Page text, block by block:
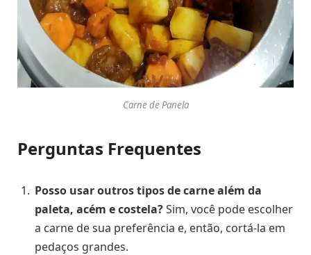
Carne de Panela
Perguntas Frequentes
Posso usar outros tipos de carne além da
paleta, acém e costela?Sim, você pode escolher
a carne de sua preferência e, então, cortá-la em
pedaços grandes.